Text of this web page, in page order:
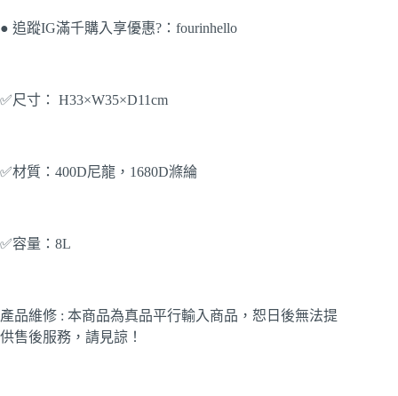
● 追蹤IG滿千購入享優惠?：fourinhello
✅尺寸： H33×W35×D11cm
✅材質：400D尼龍，1680D滌綸
✅容量：8L
產品維修 : 本商品為真品平行輸入商品，恕日後無法提
供售後服務，請見諒！